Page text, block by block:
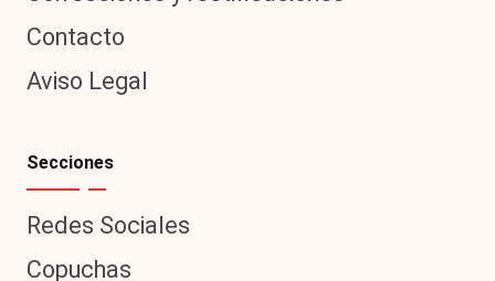
Contacto
Aviso Legal
Secciones
Redes Sociales
Copuchas